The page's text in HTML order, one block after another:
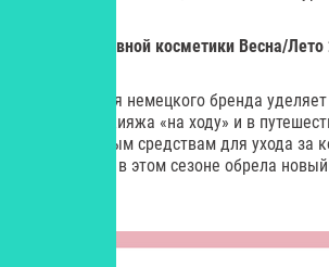
декоративной косметики Весна/
коллекция немецкого бренда
для макияжа «на ходу» и в
гибридным средствам для ухода
Lash PRINCESS в этом сезоне обрела